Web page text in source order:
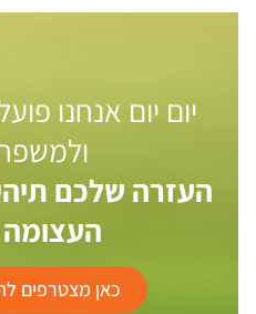
יום יום אנחנו
העזרה שלכם
העצומה
כאן מצטרפים